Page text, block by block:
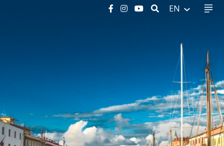
SEARCH
EN